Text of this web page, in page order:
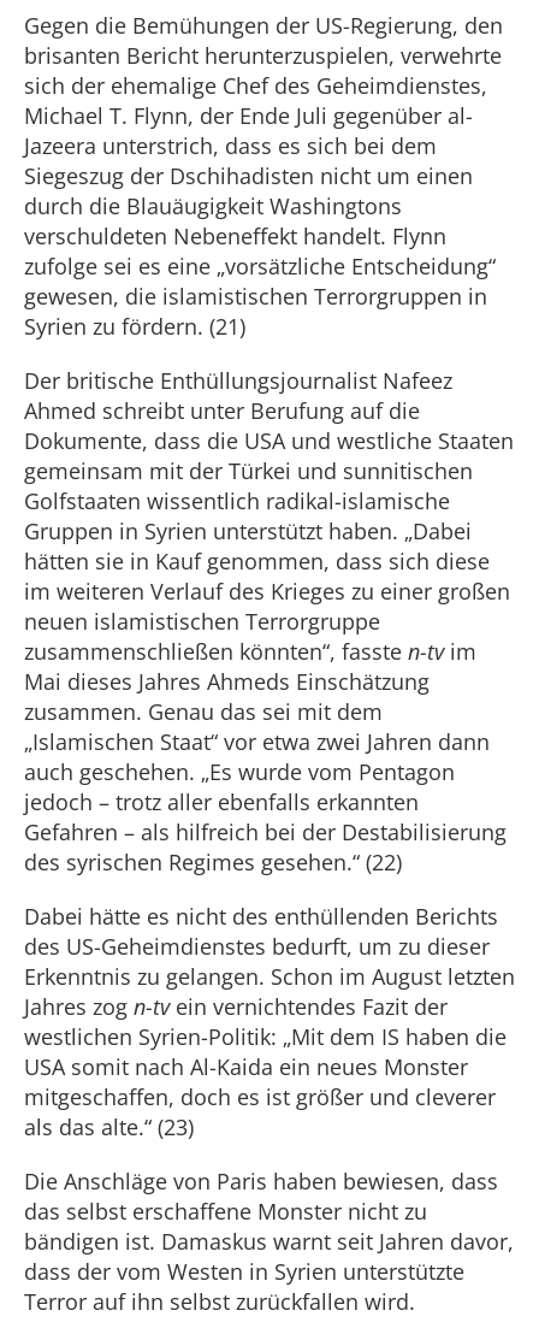
Gegen die Bemühungen der US-Regierung, den
brisanten Bericht herunterzuspielen, verwehrte
sich der ehemalige Chef des Geheimdienstes,
Michael T. Flynn, der Ende Juli gegenüber al-
Jazeera unterstrich, dass es sich bei dem
Siegeszug der Dschihadisten nicht um einen
durch die Blauäugigkeit Washingtons
verschuldeten Nebeneffekt handelt. Flynn
zufolge sei es eine „vorsätzliche Entscheidung“
gewesen, die islamistischen Terrorgruppen in
Syrien zu fördern. (21)
Der britische Enthüllungsjournalist Nafeez
Ahmed schreibt unter Berufung auf die
Dokumente, dass die USA und westliche Staaten
gemeinsam mit der Türkei und sunnitischen
Golfstaaten wissentlich radikal-islamische
Gruppen in Syrien unterstützt haben. „Dabei
hätten sie in Kauf genommen, dass sich diese
im weiteren Verlauf des Krieges zu einer großen
neuen islamistischen Terrorgruppe
zusammenschließen könnten“, fasste n-tvim
Mai dieses Jahres Ahmeds Einschätzung
zusammen. Genau das sei mit dem
„Islamischen Staat“ vor etwa zwei Jahren dann
auch geschehen. „Es wurde vom Pentagon
jedoch – trotz aller ebenfalls erkannten
Gefahren – als hilfreich bei der Destabilisierung
des syrischen Regimes gesehen.“ (22)
Dabei hätte es nicht des enthüllenden Berichts
des US-Geheimdienstes bedurft, um zu dieser
Erkenntnis zu gelangen. Schon im August letzten
Jahres zog n-tvein vernichtendes Fazit der
westlichen Syrien-Politik: „Mit dem IS haben die
USA somit nach Al-Kaida ein neues Monster
mitgeschaffen, doch es ist größer und cleverer
als das alte.“ (23)
Die Anschläge von Paris haben bewiesen, dass
das selbst erschaffene Monster nicht zu
bändigen ist. Damaskus warnt seit Jahren davor,
dass der vom Westen in Syrien unterstützte
Terror auf ihn selbst zurückfallen wird.